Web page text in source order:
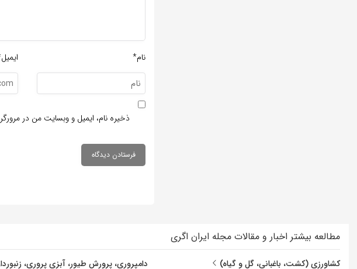
نام*
ذخیره نام، ایمیل و وبسایت من در
مطالعه بیشتر اخبار و مقالات مجله ایران اگری
کشاورزی (کشت، باغبانی، گل و گیاه)
دامپروری، پرورش طیور، آبزی پروری،